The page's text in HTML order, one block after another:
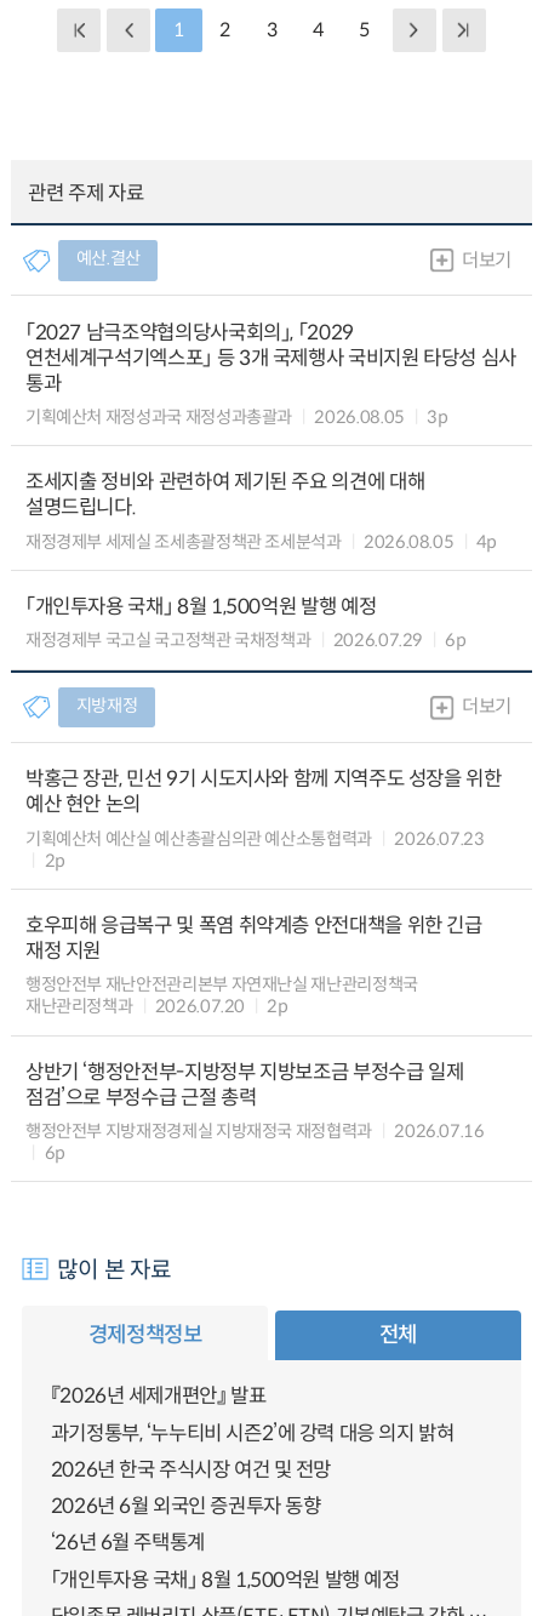
1 2 3 4 5
관련 주제 자료
예산.결산 더보기
「2027 남극조약협의당사국회의」, 「2029
연천세계구석기엑스포」 등 3개 국제행사 국비지원 타당성 심사
통과
기획예산처 재정성과국 재정성과총괄과 2026.08.05 3p
조세지출 정비와 관련하여 제기된 주요 의견에 대해
설명드립니다.
재정경제부 세제실 조세총괄정책관 조세분석과 2026.08.05 4p
「개인투자용 국채」 8월 1,500억원 발행 예정
재정경제부 국고실 국고정책관 국채정책과 2026.07.29 6p
지방재정 더보기
박홍근 장관, 민선 9기 시도지사와 함께 지역주도 성장을 위한
예산 현안 논의
기획예산처 예산실 예산총괄심의관 예산소통협력과
2026.07.23
2p
호우피해 응급복구 및 폭염 취약계층 안전대책을 위한 긴급
재정 지원
행정안전부 재난안전관리본부 자연재난실 재난관리정책국
재난관리정책과
2026.07.20 2p
상반기 ‘행정안전부-지방정부 지방보조금 부정수급 일제
점검’으로 부정수급 근절 총력
행정안전부 지방재정경제실 지방재정국 재정협력과
2026.07.16
6p
많이 본 자료
경제정책정보 전체
『2026년 세제개편안』 발표
과기정통부, ‘누누티비 시즌2’에 강력 대응 의지 밝혀
2026년 한국 주식시장 여건 및 전망
2026년 6월 외국인 증권투자 동향
‘26년 6월 주택통계
「개인투자용 국채」 8월 1,500억원 발행 예정